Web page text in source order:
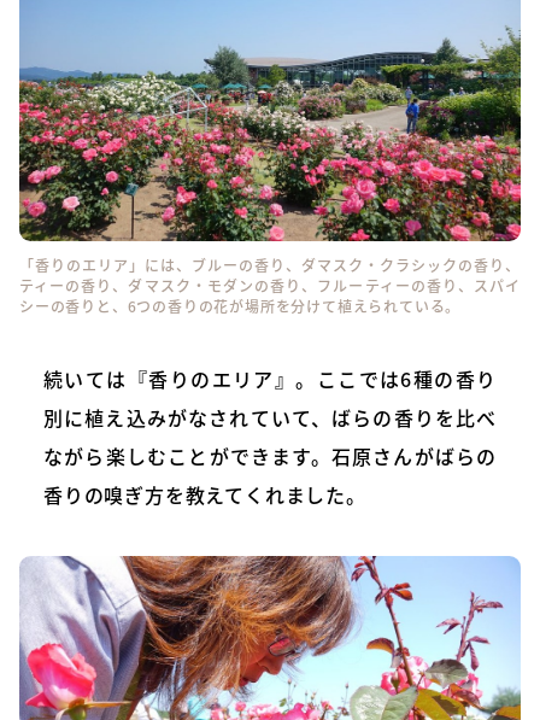
「香りのエリア」には、ブルーの香り、ダマスク・クラシックの香り、
ティーの香り、ダマスク・モダンの香り、フルーティーの香り、スパイ
シーの香りと、6つの香りの花が場所を分けて植えられている。
続いては『香りのエリア』。ここでは6種の香り
別に植え込みがなされていて、ばらの香りを比べ
ながら楽しむことができます。石原さんがばらの
香りの嗅ぎ方を教えてくれました。